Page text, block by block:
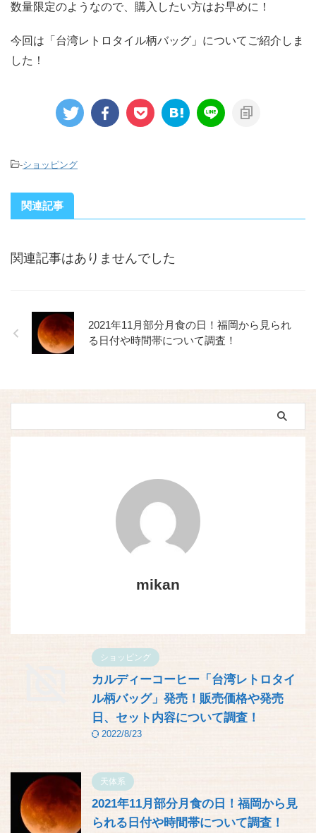
数量限定のようなので、購入したい方はお早めに！
今回は「台湾レトロタイル柄バッグ」についてご紹介しま
した！
-ショッピング
関連記事
関連記事はありませんでした
2021年11月部分月食の日！福岡から見られ
る日付や時間帯について調査！
mikan
ショッピング
カルディーコーヒー「台湾レトロタイ
ル柄バッグ」発売！販売価格や発売
日、セット内容について調査！
2022/8/23
天体系
2021年11月部分月食の日！福岡から見
られる日付や時間帯について調査！